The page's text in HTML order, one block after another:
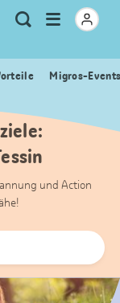
Meta
Navigation
Suche
Menu
öffnen
Migros-
und Action